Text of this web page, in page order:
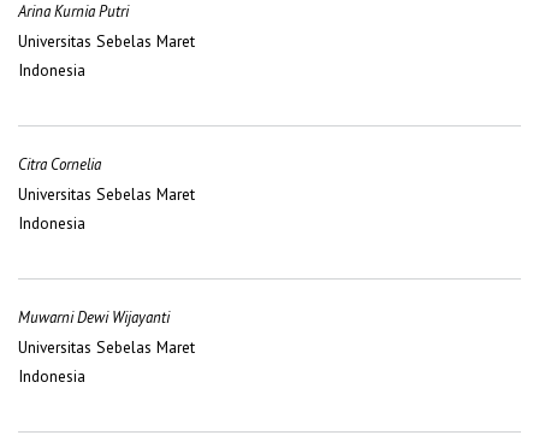
Arina Kurnia Putri
Universitas Sebelas Maret
Indonesia
Citra Cornelia
Universitas Sebelas Maret
Indonesia
Muwarni Dewi Wijayanti
Universitas Sebelas Maret
Indonesia